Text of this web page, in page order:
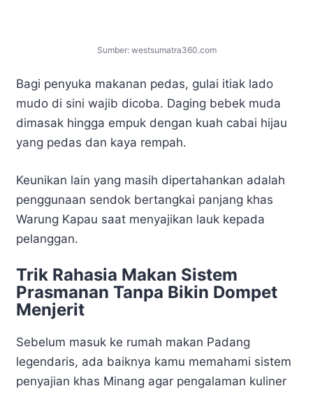
Sumber: westsumatra360.com
Bagi penyuka makanan pedas, gulai itiak lado
mudo di sini wajib dicoba. Daging bebek muda
dimasak hingga empuk dengan kuah cabai hijau
yang pedas dan kaya rempah.
Keunikan lain yang masih dipertahankan adalah
penggunaan sendok bertangkai panjang khas
Warung Kapau saat menyajikan lauk kepada
pelanggan.
Trik Rahasia Makan Sistem
Prasmanan Tanpa Bikin Dompet
Menjerit
Sebelum masuk ke rumah makan Padang
legendaris, ada baiknya kamu memahami sistem
penyajian khas Minang agar pengalaman kuliner